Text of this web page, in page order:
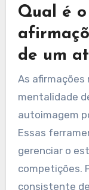
para os
técnicas pode
foco e
melhores
competitivos.
Qual é
de um
As afirmações